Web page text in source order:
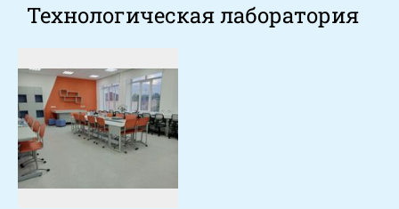
Технологическая лаборатория